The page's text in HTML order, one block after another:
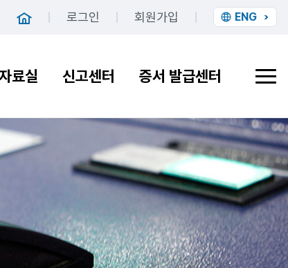
홈 로그인 회원가입 ENG
료실 신고센터 증서 발급센터